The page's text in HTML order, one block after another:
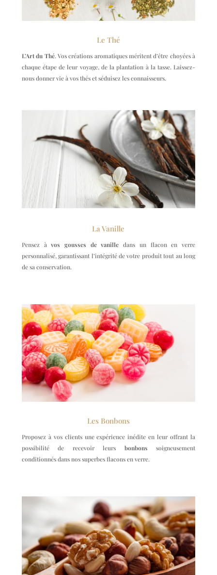
Le Thé
L’Art du Thé. Vos créations aromatiques méritent d’être choyées à
chaque étape de leur voyage, de la plantation à la tasse. Laissez-
nous donner vie à vos thés et séduisez les connaisseurs.
La Vanille
Pensez àvos gousses de vanille dans un flacon en verre
personnalisé, garantissant l’intégrité de votre produit tout au long
de sa conservation.
Les Bonbons
Proposez à vos clients une expérience inédite en leur offrant la
possibilité de recevoir leurs bonbons soigneusement
conditionnés dans nos superbes flacons en verre.